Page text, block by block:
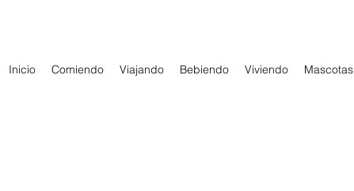
Inicio Comiendo Viajando Bebiendo Viviendo Mascotas